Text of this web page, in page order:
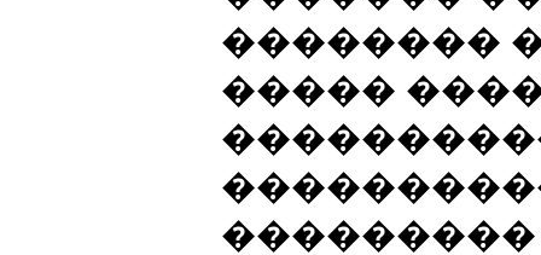
��������
�����